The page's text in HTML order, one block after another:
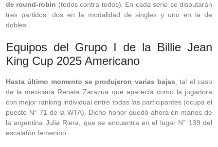
de round-robin (todos contra todos). En cada serie se disputarán
tres partidos: dos en la modalidad de singles y uno en la de
dobles.
Equipos del Grupo I de la Billie Jean
King Cup 2025 Americano
Hasta último momento se produjeron varias bajas , tal el caso
de la mexicana Renata Zarazúa que aparecía como la jugadora
con mejor ranking individual entre todas las participantes (ocupa el
puesto N° 71 de la WTA). Dicho honor quedó ahora en manos de
la argentina Julia Riera, que se encuentra en el lugar N° 139 del
escalafón femenino.